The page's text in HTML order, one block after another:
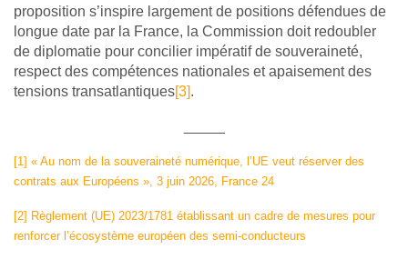
proposition s’inspire largement de positions défendues de
longue date par la France, la Commission doit redoubler
de diplomatie pour concilier impératif de souveraineté,
respect des compétences nationales et apaisement des
tensions transatlantiques[3].
[1] « Au nom de la souveraineté numérique, l’UE veut réserver des
contrats aux Européens », 3 juin 2026, France 24
[2] Règlement (UE) 2023/1781 établissant un cadre de mesures pour
renforcer l’écosystème européen des semi-conducteurs